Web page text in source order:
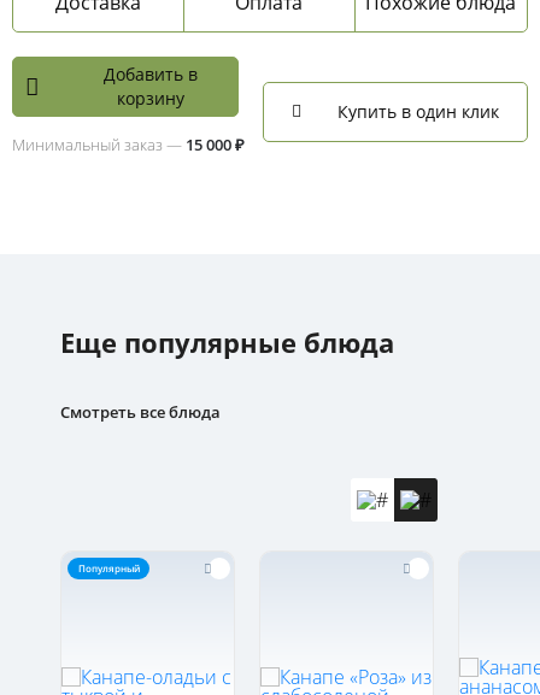
Добавить в
корзину
Минимальный заказ — 15 000 ₽
Купить в один клик
Еще популярные блюда
Смотреть все блюда
Популярный